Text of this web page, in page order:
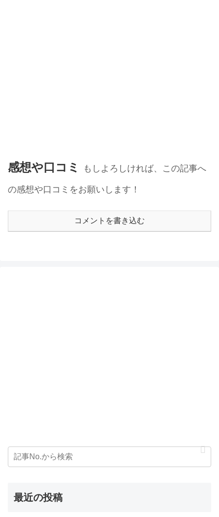
感想や口コミ
もしよろしければ、この記事へ
の感想や口コミをお願いします！
コメントを書き込む
最近の投稿